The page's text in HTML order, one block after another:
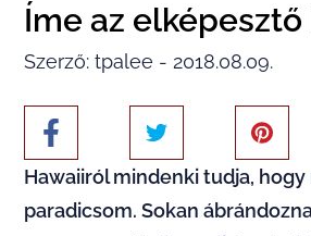
Íme az elképesztő
Szerző: tpalee - 2018.08.09.
Hawaiiról mindenki tudja, hogy
paradicsom. Sokan